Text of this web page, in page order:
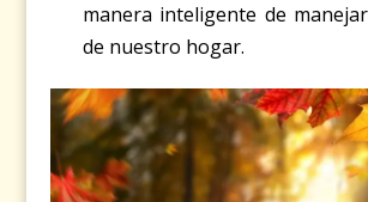
manera inteligente de
de nuestro hogar.